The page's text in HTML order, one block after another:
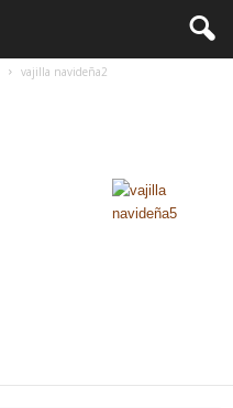
vajilla navideña2